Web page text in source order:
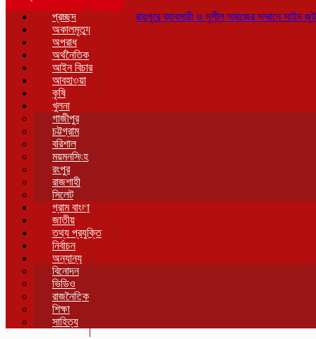
রায়পুরে ব্যাবসায়ী ও সুশীল সমাজের সম্মানে সাইদ
প্রচ্ছদ
অকালমৃত্যু
অপরাধ
অর্থনৈতিক
আইন বিচার
আবহাওয়া
কৃষি
খুলনা
গাজীপুর
চট্টগ্রাম
বরিশাল
ময়মনসিংহ
রংপুর
রাজশাহী
সিলেট
গ্রাম বাংলা
জাতীয়
তথ্য প্রযুক্তি
নির্বাচন
অন্যান্য
বিনোদন
ভিডিও
রাজনৈতিক
শিক্ষা
সাহিত্য